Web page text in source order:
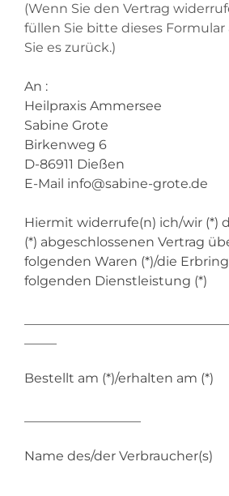
(Wenn Sie den Vertrag
füllen Sie bitte dieses
Sie es zurück.)
An :
Heilpraxis Ammersee
Sabine Grote
Birkenweg 6
D-86911 Dießen
E-Mail info@sabine-grote.de
Hiermit widerrufe(n) ich/wir (*)
(*) abgeschlossenen Vertrag
folgenden Waren (*)/die
folgenden Dienstleistung (*)
Bestellt am (*)/erhalten am (*)
Name des/der Verbraucher(s)